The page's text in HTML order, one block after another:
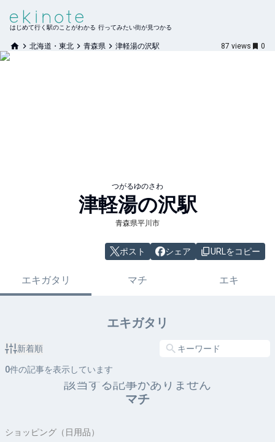
はじめて行く駅のことがわかる 行ってみたい街が見つかる
北海道・東北 青森県 津軽湯の沢駅 87 views 0
つがるゆのさわ
津軽湯の沢駅
青森県平川市
ポスト シェア URLをコピー
エキガタリ マチ エキ
エキガタリ
新着順
0件の記事を表示しています
該当する記事がありません
マチ
ショッピング（日用品）